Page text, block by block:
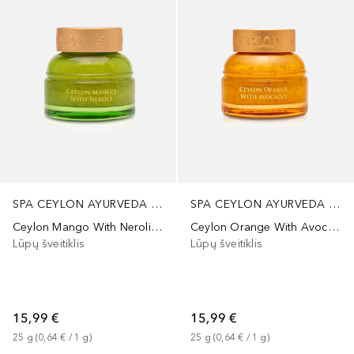
SPA CEYLON AYURVEDA WELLNESS
Ceylon Mango With Neroli Lip Scrub
Lūpų šveitiklis
15,99 €
25 g (0,64 € / 1 g)
SPA CEYLON AYURVEDA WELLNESS
Ceylon Orange With Avocado Lip Scrub
Lūpų šveitiklis
15,99 €
25 g (0,64 € / 1 g)